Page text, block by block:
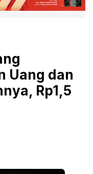
Uang dan
Rp1,5